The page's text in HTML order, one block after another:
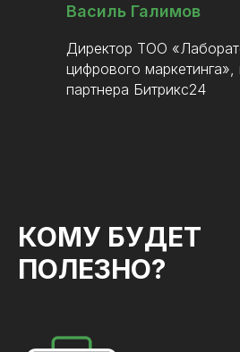
Василь Галимов
Директор ТОО
цифрового маркетинга»,
партнера Битрикс24
КОМУ БУДЕТ
ПОЛЕЗНО?